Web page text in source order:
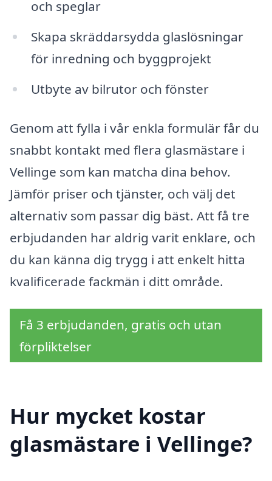
och speglar
Skapa skräddarsydda glaslösningar
för inredning och byggprojekt
Utbyte av bilrutor och fönster
Genom att fylla i vår enkla formulär får du
snabbt kontakt med flera glasmästare i
Vellinge som kan matcha dina behov.
Jämför priser och tjänster, och välj det
alternativ som passar dig bäst. Att få tre
erbjudanden har aldrig varit enklare, och
du kan känna dig trygg i att enkelt hitta
kvalificerade fackmän i ditt område.
Få 3 erbjudanden, gratis och utan
förpliktelser
Hur mycket kostar
glasmästare i Vellinge?